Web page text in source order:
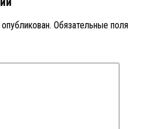
Обязательные поля